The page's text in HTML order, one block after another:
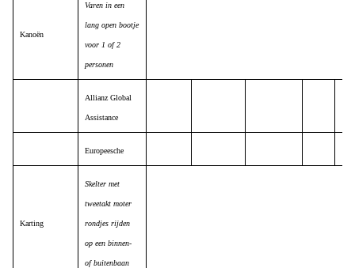
Kanoën
Varen in een
lang open bootje
voor 1 of 2
personen
Allianz Global
Assistance
Europeesche
Karting
Skelter met
tweetakt moter
rondjes rijden
op een binnen-
of buitenbaan